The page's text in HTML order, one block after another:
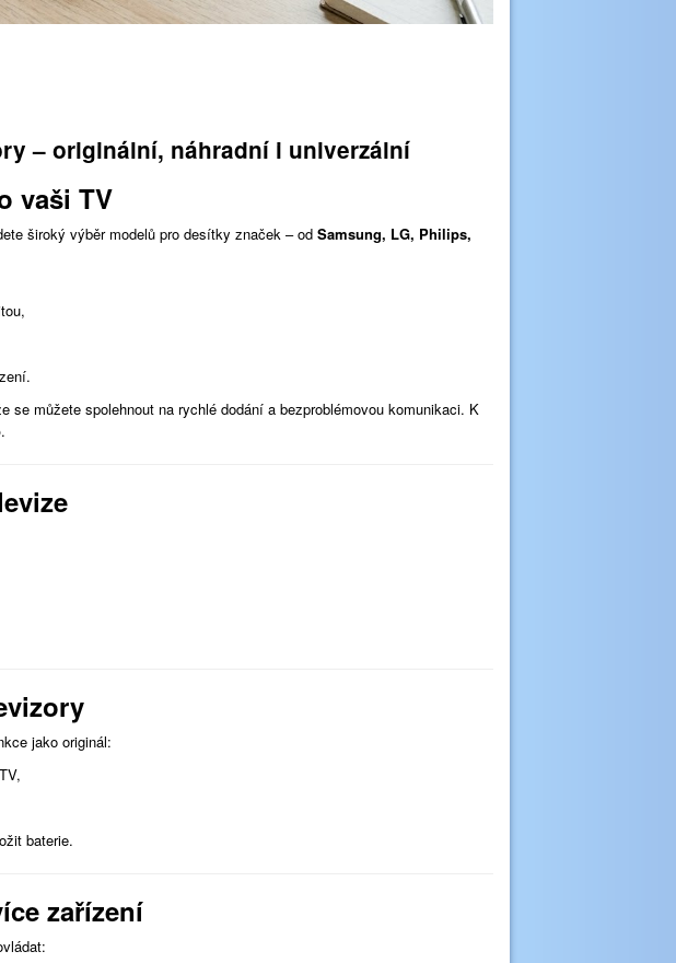
– originální, náhradní i univerzální
vaši TV
široký výběr modelů pro desítky značek – od Samsung, LG, Philips,
se můžete spolehnout na rychlé dodání a bezproblémovou komunikaci. K
.
jako originál:
baterie.
zařízení